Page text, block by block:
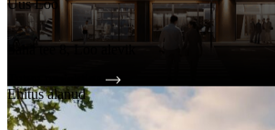
Uus Loo
Saha tee 8, Loo alevik
Ehitus alanud
Uudised ja blogi